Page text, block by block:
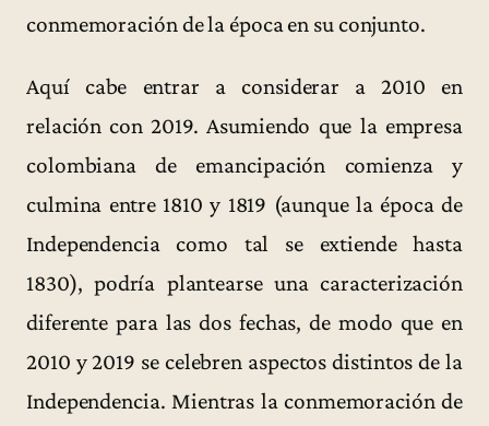
conmemoración de la época en su conjunto.
Aquí cabe entrar a considerar a 2010 en
relación con 2019. Asumiendo que la empresa
colombiana de emancipación comienza y
culmina entre 1810 y 1819 (aunque la época de
Independencia como tal se extiende hasta
1830), podría plantearse una caracterización
diferente para las dos fechas, de modo que en
2010 y 2019 se celebren aspectos distintos de la
Independencia. Mientras la conmemoración de